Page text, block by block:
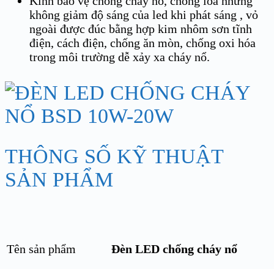
không giảm độ sáng của led khi phát sáng , vỏ
ngoài được đúc bằng hợp kim nhôm sơn tĩnh
điện, cách điện, chống ăn mòn, chống oxi hóa
trong môi trường dễ xảy xa cháy nổ.
THÔNG SỐ KỸ THUẬT
SẢN PHẨM
Tên sản phẩm Đèn LED chống cháy nổ